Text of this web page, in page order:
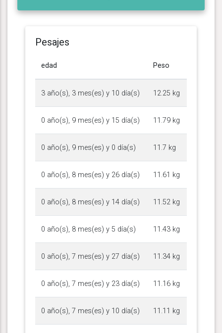
Pesajes
edad Peso
3 año(s), 3 mes(es) y 10 día(s) 12.25 kg
0 año(s), 9 mes(es) y 15 día(s) 11.79 kg
0 año(s), 9 mes(es) y 0 día(s) 11.7 kg
0 año(s), 8 mes(es) y 26 día(s) 11.61 kg
0 año(s), 8 mes(es) y 14 día(s) 11.52 kg
0 año(s), 8 mes(es) y 5 día(s) 11.43 kg
0 año(s), 7 mes(es) y 27 día(s) 11.34 kg
0 año(s), 7 mes(es) y 23 día(s) 11.16 kg
0 año(s), 7 mes(es) y 10 día(s) 11.11 kg